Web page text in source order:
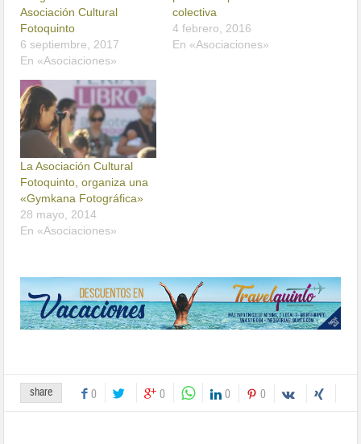
Asociación Cultural
Fotoquinto
6 septiembre, 2017
En «Asociaciones»
colectiva
4 febrero, 2016
En «Asociaciones»
La Asociación Cultural
Fotoquinto, organiza una
«Gymkana Fotográfica»
28 mayo, 2014
En «Asociaciones»
share 0 0 0 0